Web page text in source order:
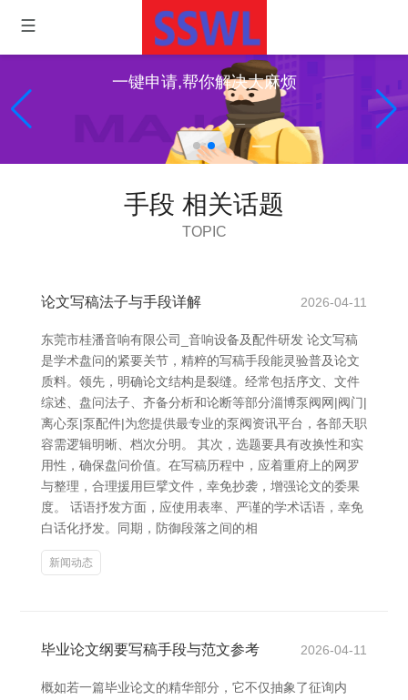
一键申请,帮你解决大麻烦
手段 相关话题
TOPIC
论文写稿法子与手段详解 2026-04-11
东莞市桂潘音响有限公司_音响设备及配件研发 论文写稿
是学术盘问的紧要关节，精粹的写稿手段能灵验普及论文
质料。领先，明确论文结构是裂缝。经常包括序文、文件
综述、盘问法子、齐备分析和论断等部分淄博泵阀网|阀门|
离心泵|泵配件|为您提供最专业的泵阀资讯平台，各部天职
容需逻辑明晰、档次分明。 其次，选题要具有改换性和实
用性，确保盘问价值。在写稿历程中，应着重府上的网罗
与整理，合理援用巨擘文件，幸免抄袭，增强论文的委果
度。 话语抒发方面，应使用表率、严谨的学术话语，幸免
白话化抒发。同期，防御段落之间的相
新闻动态
毕业论文纲要写稿手段与范文参考 2026-04-11
概如若一篇毕业论文的精华部分，它不仅抽象了征询内